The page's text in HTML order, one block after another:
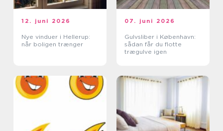
12. juni 2026
Nye vinduer i Hellerup:
når boligen trænger
07. juni 2026
Gulvsliber i København:
sådan får du flotte
trægulve igen